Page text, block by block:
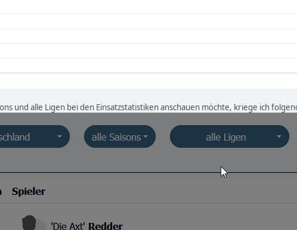
und alle Ligen bei den Einsatzstatistiken anschauen möchte, kriege ich